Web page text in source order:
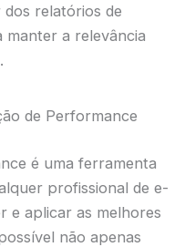
relatórios de
a relevância
de Performance
é uma ferramenta
profissional de e-
e aplicar as melhores
não apenas